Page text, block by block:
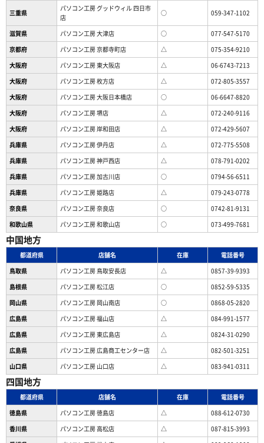
三重県
パソコン工房 グッドウィル 四日市
店
○ 059-347-1102
滋賀県 パソコン工房 大津店 ○
077-547-5170
京都府
パソコン工房 京都寺町店 △
075-354-9210
大阪府
パソコン工房 東大阪店 △
06-6743-7213
大阪府
パソコン工房 枚方店 △
072-805-3557
大阪府
パソコン工房 大阪日本橋店 ○
06-6647-8820
大阪府
パソコン工房 堺店 △
072-240-9116
大阪府
パソコン工房 岸和田店 △
072-429-5607
兵庫県
パソコン工房 伊丹店 △
072-775-5508
兵庫県
パソコン工房 神戸西店 △
078-791-0202
兵庫県
パソコン工房 加古川店 ○
0794-56-6511
兵庫県
パソコン工房 姫路店 △
079-243-0778
奈良県
パソコン工房 奈良店 ○
0742-81-9131
和歌山県
パソコン工房 和歌山店 ○ 073-499-7681
中国地方
都道府県 店舗名 在庫
電話番号
鳥取県
パソコン工房 鳥取安長店 △
0857-39-9393
島根県
パソコン工房 松江店 ○
0852-59-5335
岡山県
パソコン工房 岡山南店 ○
0868-05-2820
広島県
パソコン工房 福山店 △
084-991-1577
広島県
パソコン工房 東広島店 △
0824-31-0290
広島県
パソコン工房 広島商工センター店 △
082-501-3251
山口県
パソコン工房 山口店 △ 083-941-0311
四国地方
都道府県 店舗名 在庫
電話番号
徳島県
パソコン工房 徳島店 △
088-612-0730
香川県
パソコン工房 高松店 △
087-815-3993